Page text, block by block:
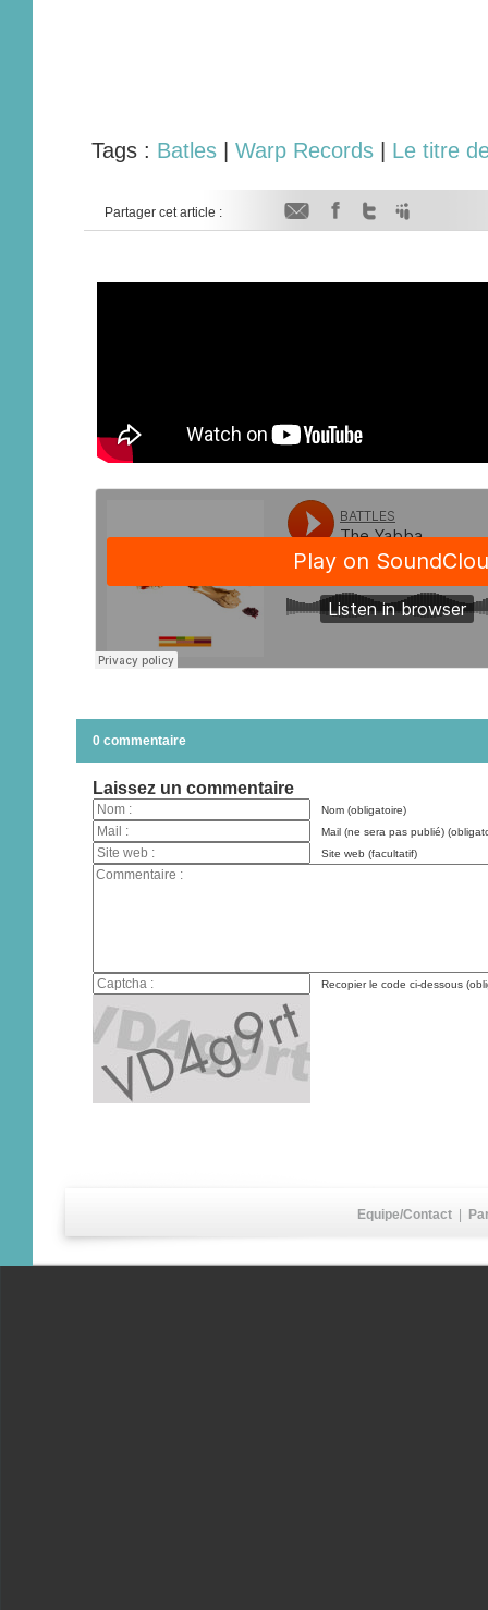
Tags : Batles| Warp Records| Le titre
Partager cet article :
0 commentaire
Laissez un commentaire
Nom (obligatoire)
Mail (ne sera pas publié)
Site web (facultatif)
Recopier le code ci-dessous
Equipe/Contact